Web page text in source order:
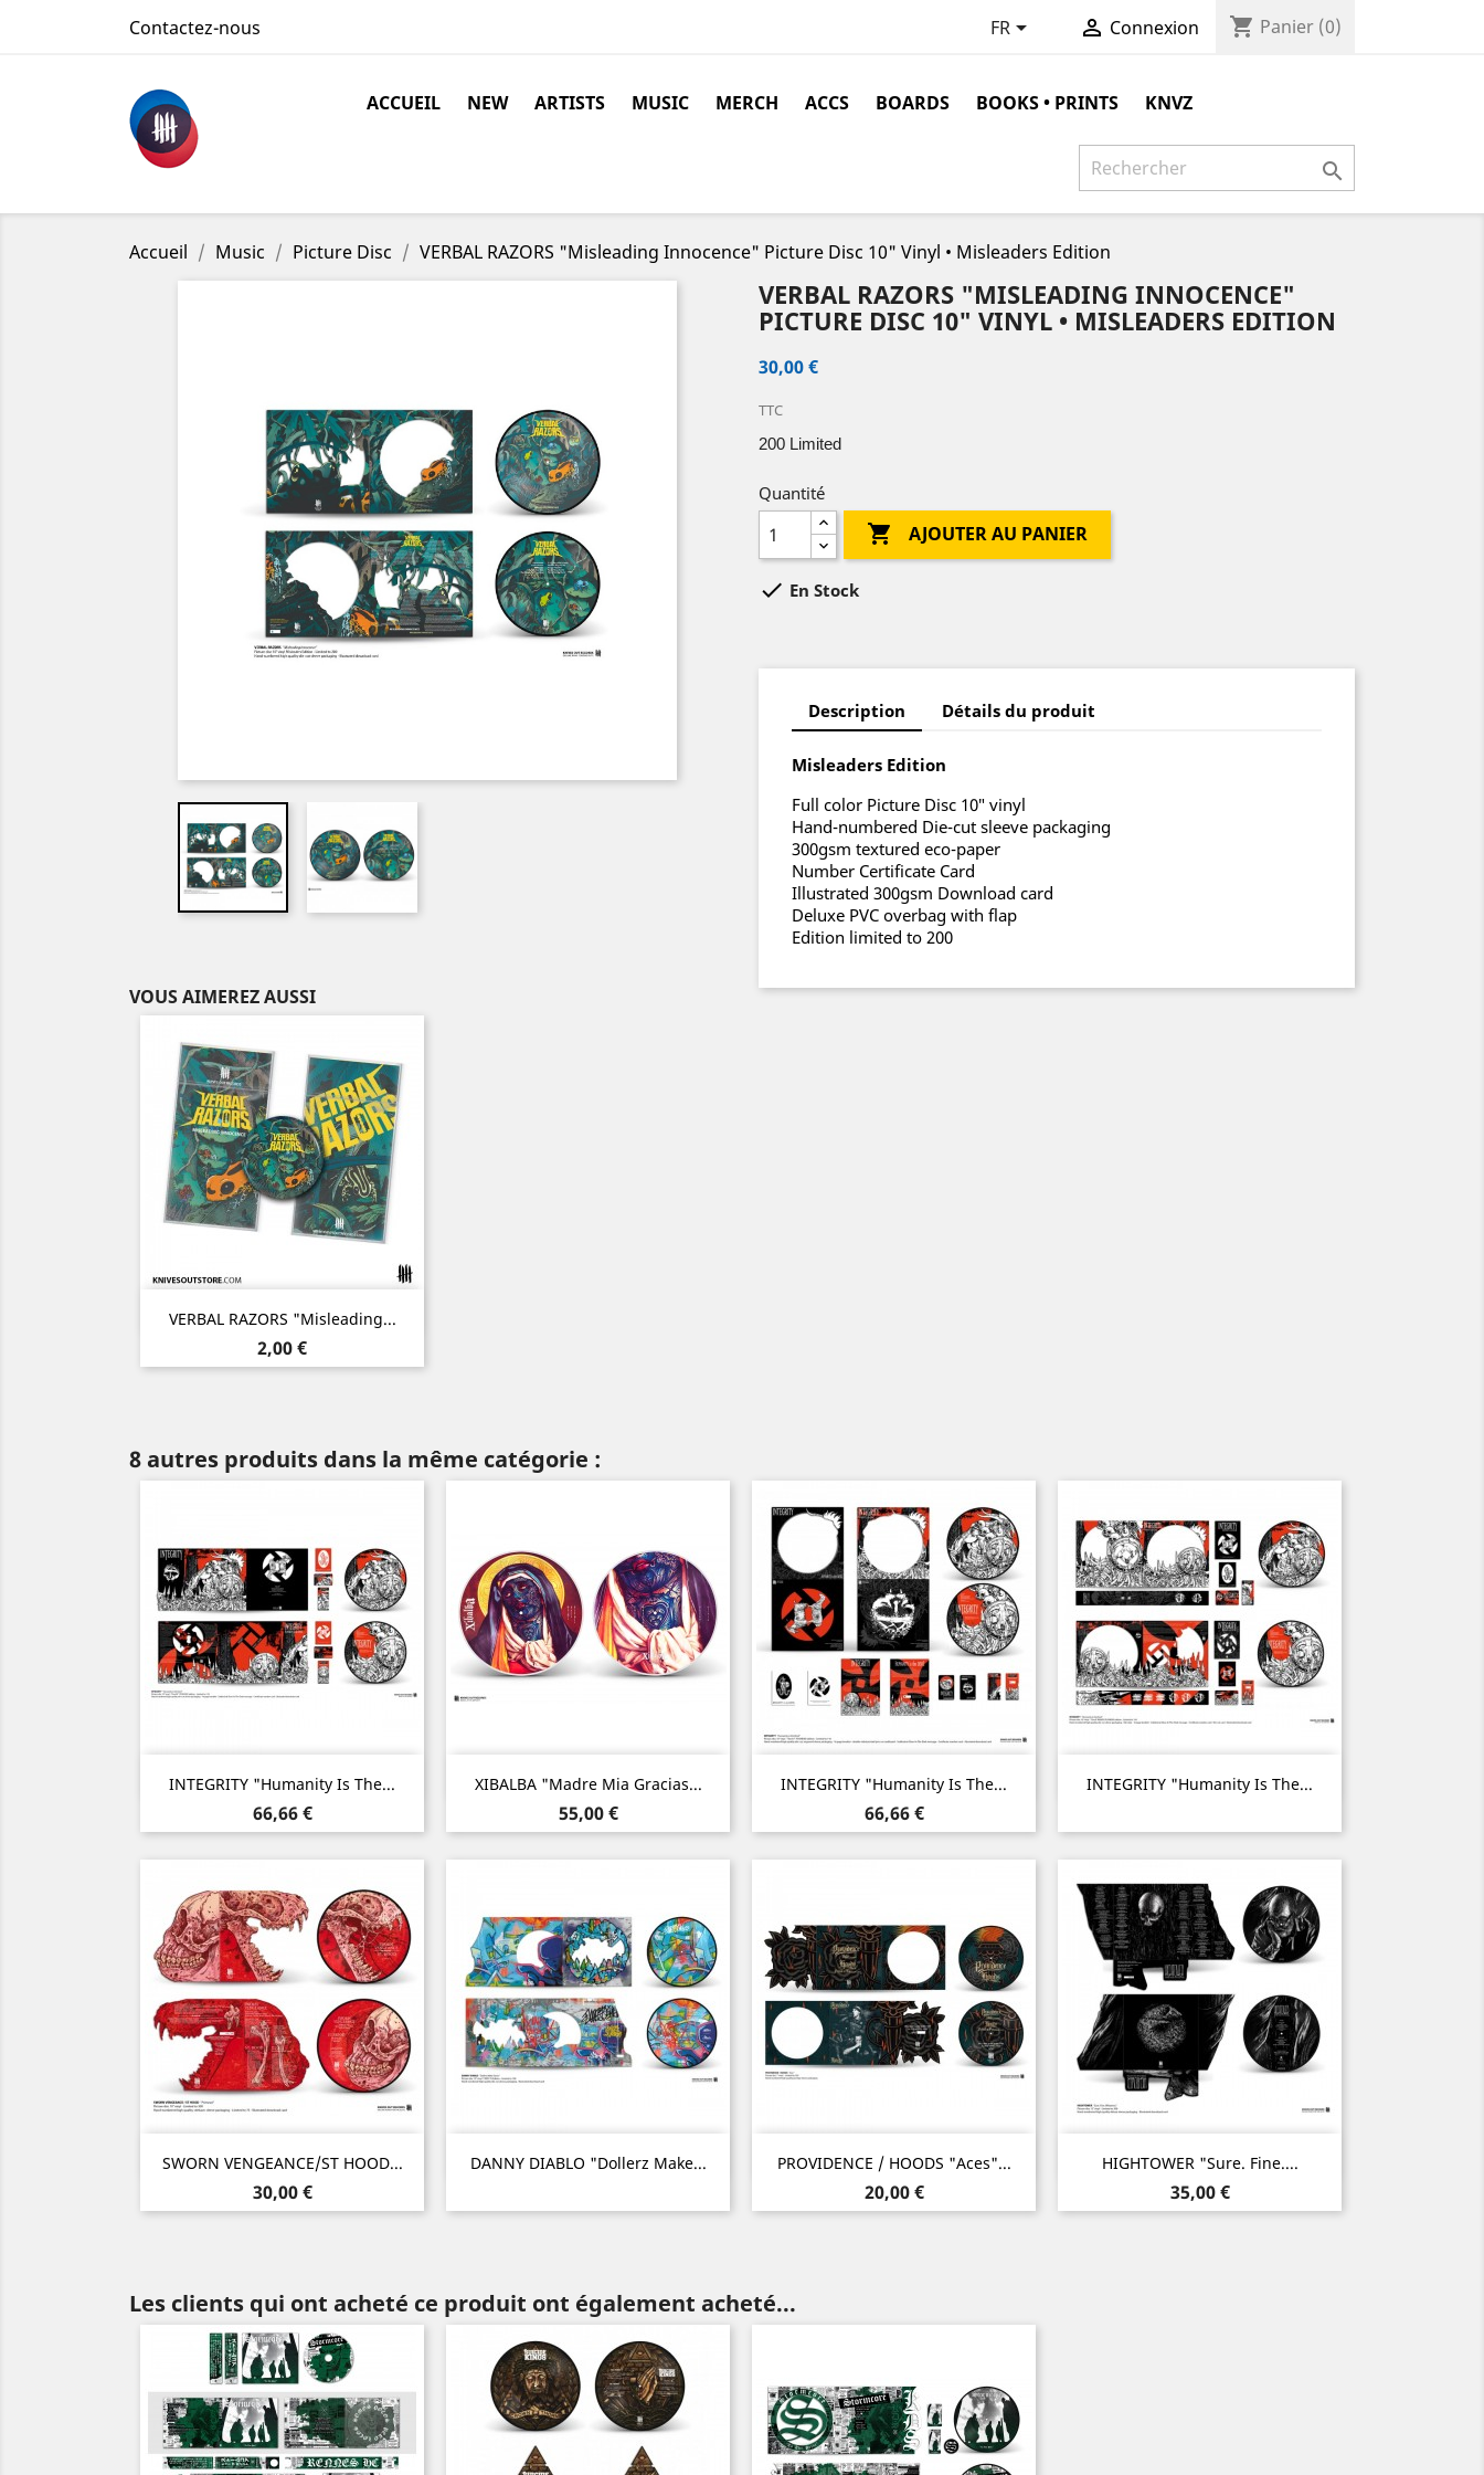
Contactez-nous FR  Connexion shopping_cart Panier (0)
ACCUEIL NEW ARTISTS MUSIC MERCH ACCS BOARDS BOOKS • PRINTS KNVZ

Accueil Music Picture Disc VERBAL RAZORS "Misleading Innocence" Picture Disc 10" Vinyl • Misleaders Edition
VERBAL RAZORS "MISLEADING INNOCENCE"
PICTURE DISC 10" VINYL • MISLEADERS EDITION
30,00 €
TTC
200 Limited
Quantité
 AJOUTER AU PANIER
 En Stock
Description Détails du produit
Misleaders Edition
Full color Picture Disc 10″ vinyl
Hand-numbered Die-cut sleeve packaging
300gsm textured eco-paper
Number Certificate Card
Illustrated 300gsm Download card
Deluxe PVC overbag with flap
Edition limited to 200
VOUS AIMEREZ AUSSI
VERBAL RAZORS "Misleading...
Prix
2,00 €
Aperçu rapide
8 autres produits dans la même catégorie :
INTEGRITY "Humanity Is The...
Prix
66,66 €
Aperçu rapide XIBALBA "Madre Mia Gracias...
Prix
55,00 €
 Aperçu rapide INTEGRITY "Humanity Is The...
Prix
66,66 €
Aperçu rapide INTEGRITY "Humanity Is The...
Aperçu rapide
SWORN VENGEANCE/ST HOOD...
Prix
30,00 €
Aperçu rapide DANNY DIABLO "Dollerz Make...
Aperçu rapide PROVIDENCE / HOODS "Aces"...
Prix
20,00 €
Aperçu rapide HIGHTOWER "Sure. Fine....
Prix
35,00 €
Aperçu rapide
Les clients qui ont acheté ce produit ont également acheté...